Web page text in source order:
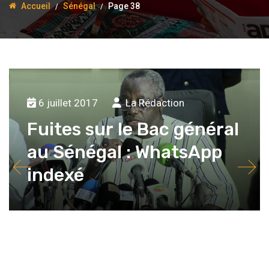
Accueil Sénégal Page 38
... 32 33 34 36
6 juillet 2017
La Rédaction
Fuites sur le Bac général
au Sénégal : WhatsApp
indexé